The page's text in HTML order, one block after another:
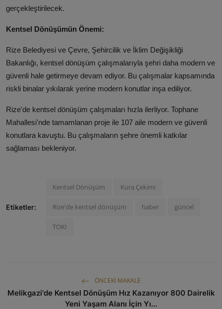
gerçekleştirilecek.
Kentsel Dönüşümün Önemi:
Rize Belediyesi ve Çevre, Şehircilik ve İklim Değişikliği
Bakanlığı, kentsel dönüşüm çalışmalarıyla şehri daha modern ve
güvenli hale getirmeye devam ediyor. Bu çalışmalar kapsamında
riskli binalar yıkılarak yerine modern konutlar inşa ediliyor.
Rize'de kentsel dönüşüm çalışmaları hızla ilerliyor. Tophane
Mahallesi'nde tamamlanan proje ile 107 aile modern ve güvenli
konutlara kavuştu. Bu çalışmaların şehre önemli katkılar
sağlaması bekleniyor.
Etiketler:
Kentsel Dönüşüm Kura Çekimi
Rize'de kentsel dönüşüm haber güncel
TOKİ
ÖNCEKI MAKALE
Melikgazi'de Kentsel Dönüşüm Hız Kazanıyor 800 Dairelik
Yeni Yaşam Alanı İçin Yı...